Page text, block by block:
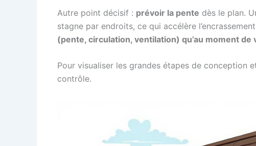
Autre point décisif : prévoir la pente dès le plan.
stagne par endroits, ce qui accélère
(pente, circulation, ventilation) qu’au moment de
Pour visualiser les grandes étapes de conception
contrôle.